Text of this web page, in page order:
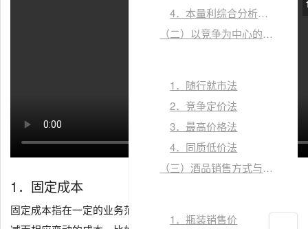
4．本量利综合分析定价法
（二）以竞争为中心的定价方法
1．随行就市法
2．竞争定价法
3．最高价格法
4．同质低价法
（三）酒品销售方式与酒单价格表述
1．瓶装销售价
1．固定成本
固定成本指在一定的业务范围内，其总量不随产量或销量增
微信扫一扫，知识掌上学
关闭窗口
书签列表